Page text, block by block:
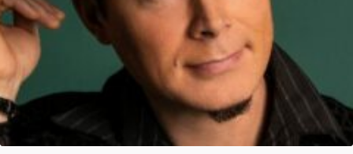
MUSIK
KOPIBANDS/JAMBANDS
THOMAS JONES